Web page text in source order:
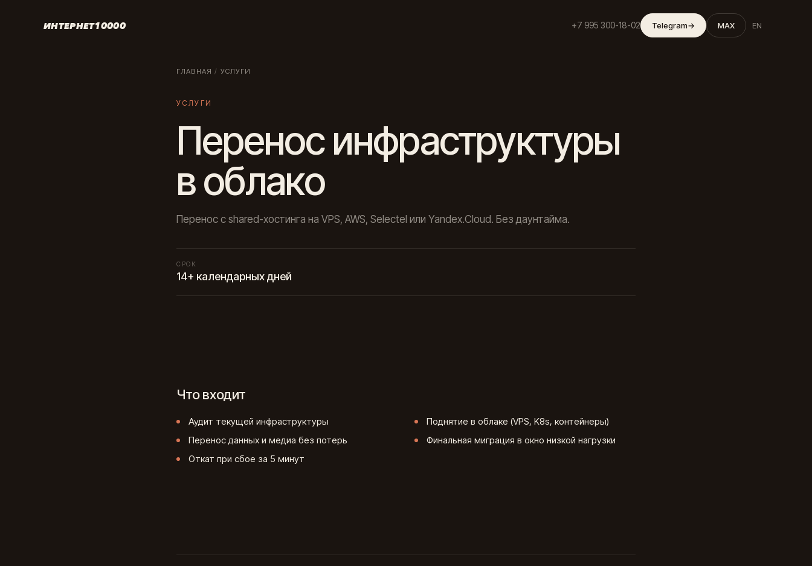
ИНТЕРНЕТ10000 +7 995 300-18-02 Telegram→ MAX EN
ГЛАВНАЯ / УСЛУГИ
УСЛУГИ
Перенос инфраструктуры
в облако
Перенос с shared-хостинга на VPS, AWS, Selectel или Yandex.Cloud. Без даунтайма.
СРОК
14+ календарных дней
Что входит
Аудит текущей инфраструктуры
Поднятие в облаке (VPS, K8s, контейнеры)
Перенос данных и медиа без потерь
Финальная миграция в окно низкой нагрузки
Откат при сбое за 5 минут